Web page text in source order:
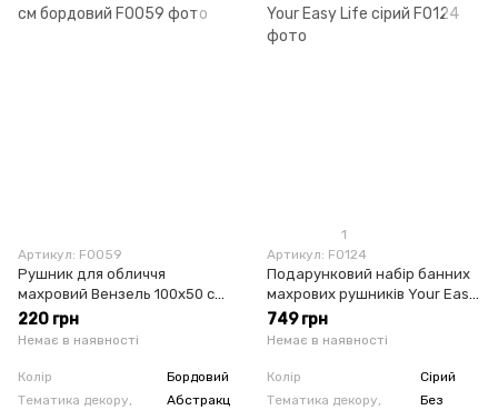
Артикул: F0059
Рушник для обличчя
махровий Вензель 100х50 см
бордовий
220 грн
Немає в наявності
Колір
Бордовий
Тематика декору,
Абстракц
1
Артикул: F0124
Подарунковий набір банних
махрових рушників Your Easy
Life сірий
749 грн
Немає в наявності
Колір
Сірий
Тематика декору,
Без